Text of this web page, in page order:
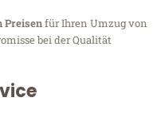
Preisenfür Ihren Umzug von
bei der Qualität